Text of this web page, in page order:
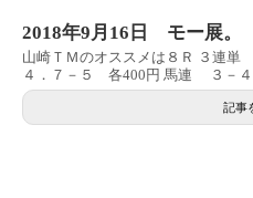
2018年9月16日 モー展。
山崎ＴＭのオススメは８Ｒ ３連
４．７－５ 各400円 馬連 ３－
記事